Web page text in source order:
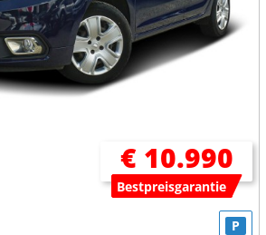
€ 10.990
Bestpreisgarantie
P